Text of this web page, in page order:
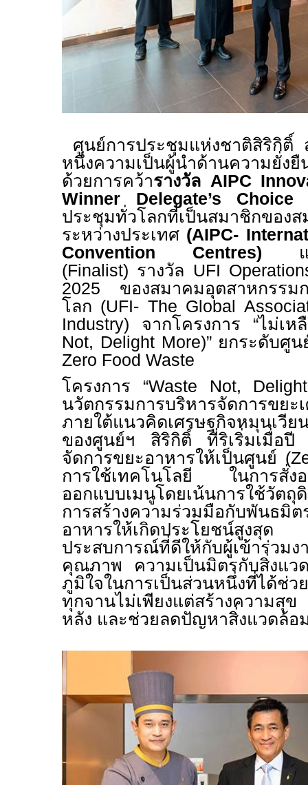
ศูนย์การประชุมแห่งชาติสิริกิติ์
หนึ่งความเป็นผู้นำด้านความยั่ง
ด้วยการคว้ารางวัล AIPC
Winner Delegate’s Choice
ประชุมทั่วโลกที่เป็นสมาชิกของ
ระหว่างประเทศ (AIPC-
Convention Centres)
(Finalist) รางวัล UFI
2025 ของสมาคมอุตสาหกรรม
โลก (UFI- The Global
Industry) จากโครงการ “ไม่เห
Not, Delight More)” ยกระดับศู
Zero Food Waste
โครงการ “Waste Not,
นวัตกรรมการบริหารจัดการขยะ
ภายใต้แนวคิดเศรษฐกิจหมุนเวีย
ของศูนย์ฯ สิริกิติ์ ที่ริเริ่มเมื่อปี
จัดการขยะอาหารให้เป็นศูนย์ (
การใช้เทคโนโลยี ในการสั่
ออกแบบเมนูโดยเน้นการใช้วัตถุ
การสร้างความร่วมมือกับพันธมิต
อาหารให้เกิดประโยชน์สูง
ประสบการณ์ที่ดีให้กับผู้เข้าร่วมง
คุณภาพ ความเป็นมิตรกับสิ่งแว
ภูมิใจในการเป็นส่วนหนึ่งที่ได้ช่ว
ทุกจานไม่เพียงแต่สร้างความสุข
หลัง และช่วยลดปัญหาสิ่งแวดล้อ